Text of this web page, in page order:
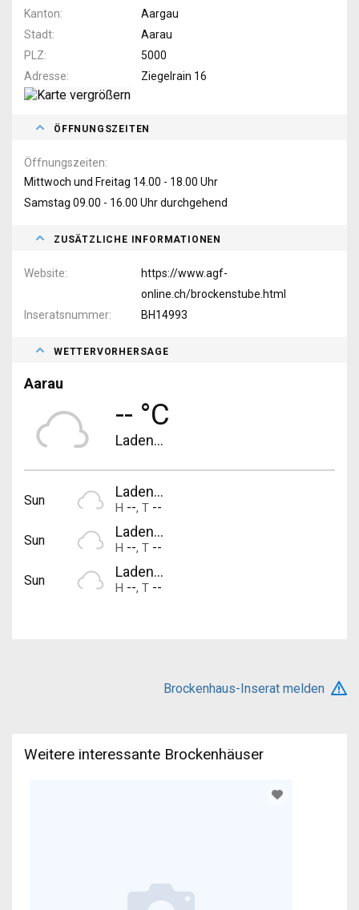
Kanton
Aargau
Stadt
Aarau
PLZ
5000
Adresse
Ziegelrain 16
ÖFFNUNGSZEITEN
Öffnungszeiten
Mittwoch und Freitag 14.00 - 18.00 Uhr
Samstag 09.00 - 16.00 Uhr durchgehend
ZUSÄTZLICHE INFORMATIONEN
Website
https://www.agf-
online.ch/brockenstube.html
Inseratsnummer
BH14993
WETTERVORHERSAGE
Aarau
-- °C
Laden...
Sun
Laden...
H --, T --
Sun
Laden...
H --, T --
Sun
Laden...
H --, T --
Brockenhaus-Inserat melden
Weitere interessante Brockenhäuser